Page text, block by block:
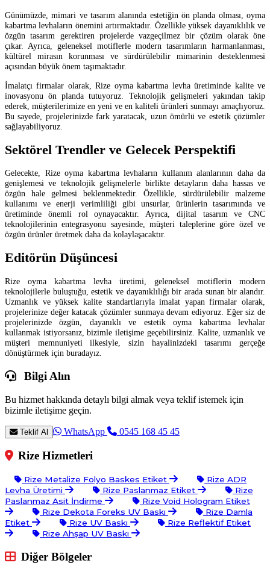
Günümüzde, mimari ve tasarım alanında estetiğin ön planda olması, oyma
kabartma levhaların önemini artırmaktadır. Özellikle yüksek dayanıklılık ve
özgün tasarım gerektiren projelerde vazgeçilmez bir çözüm olarak öne
çıkar. Ayrıca, geleneksel motiflerle modern tasarımların harmanlanması,
kültürel mirasın korunması ve sürdürülebilir mimarinin desteklenmesi
açısından büyük önem taşımaktadır.
İmalatçı firmalar olarak, Rize oyma kabartma levha üretiminde kalite ve
inovasyonu ön planda tutuyoruz. Teknolojik gelişmeleri yakından takip
ederek, müşterilerimize en yeni ve en kaliteli ürünleri sunmayı amaçlıyoruz.
Bu sayede, projelerinizde fark yaratacak, uzun ömürlü ve estetik çözümler
sağlayabiliyoruz.
Sektörel Trendler ve Gelecek Perspektifi
Gelecekte, Rize oyma kabartma levhaların kullanım alanlarının daha da
genişlemesi ve teknolojik gelişmelerle birlikte detayların daha hassas ve
özgün hale gelmesi beklenmektedir. Özellikle, sürdürülebilir malzeme
kullanımı ve enerji verimliliği gibi unsurlar, ürünlerin tasarımında ve
üretiminde önemli rol oynayacaktır. Ayrıca, dijital tasarım ve CNC
teknolojilerinin entegrasyonu sayesinde, müşteri taleplerine göre özel ve
özgün ürünler üretmek daha da kolaylaşacaktır.
Editörün Düşüncesi
Rize oyma kabartma levha üretimi, geleneksel motiflerin modern
teknolojilerle buluştuğu, estetik ve dayanıklılığı bir arada sunan bir alandır.
Uzmanlık ve yüksek kalite standartlarıyla imalat yapan firmalar olarak,
projelerinize değer katacak çözümler sunmaya devam ediyoruz. Eğer siz de
projelerinizde özgün, dayanıklı ve estetik oyma kabartma levhalar
kullanmak istiyorsanız, bizimle iletişime geçebilirsiniz. Kalite, uzmanlık ve
müşteri memnuniyeti ilkesiyle, sizin hayalinizdeki tasarımı gerçeğe
dönüştürmek için buradayız.
Bilgi Alın
Bu hizmet hakkında detaylı bilgi almak veya teklif istemek için
bizimle iletişime geçin.
Teklif Al WhatsApp 0545 168 45 45
Rize Hizmetleri
Rize Metalize Folyo Baskes Etiket
Rize ADR
Levha Üretimi
Rize Paslanmaz Etiket
Rize
Paslanmaz Asit İndirme
Rize Void Hologram Etiket
Rize Dekota Foreks UV Baskı
Rize Damla
Etiket
Rize UV Baskı
Rize Reflektif Etiket
Rize Ahşap UV Baskı
Diğer Bölgeler